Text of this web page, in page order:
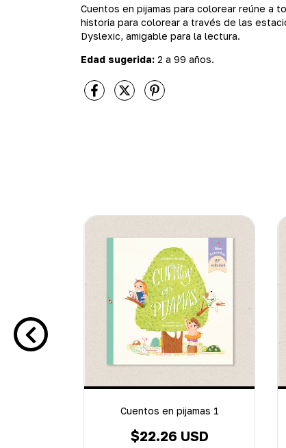
Cuentos en pijamas para colorear reúne a
historia para colorear a través de las
Dyslexic, amigable para la lectura.
Edad sugerida: 2 a 99 años.
Cuentos en pijamas 1
$22.26 USD